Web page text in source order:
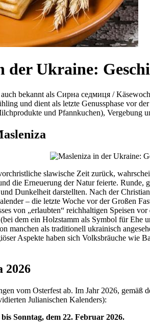
der Ukraine:
bekannt als Сирна седмиця /
und dient als letzte Genussphase vor
und Pfannkuchen), Vergebung
slawische Zeit zurück,
die Erneuerung der Natur feierte.
Dunkelheit darstellten. Nach der
– die letzte Woche vor der Großen
von „erlaubten“ reichhaltigen Speisen
dem ein Holzstamm als Symbol für
manchen als traditionell ukrainisch
Aspekte haben sich Volksbräuche wie
2026
vom Osterfest ab. Im Jahr 2026,
Julianischen Kalenders):
Sonntag, dem 22. Februar 2026.